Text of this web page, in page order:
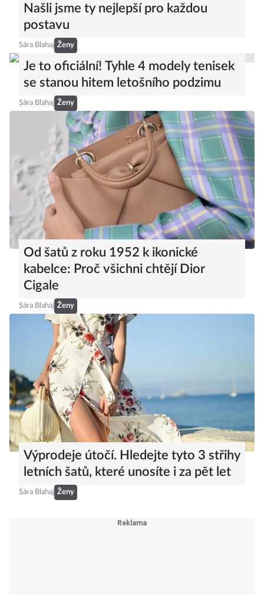
Našli jsme ty nejlepší pro každou
postavu
Sára Blahaj Ženy
Je to oficiální! Tyhle 4 modely tenisek
se stanou hitem letošního podzimu
Sára Blahaj Ženy
Od šatů z roku 1952 k ikonické
kabelce: Proč všichni chtějí Dior
Cigale
Sára Blahaj Ženy
Výprodeje útočí. Hledejte tyto 3 střihy
letních šatů, které unosíte i za pět let
Sára Blahaj Ženy